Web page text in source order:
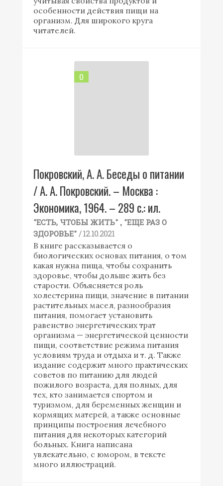
особенности действия пищи на
организм. Для широкого круга
читателей.
0
Покровский, А. А. Беседы о питании
/ А. А. Покровский. – Москва :
Экономика, 1964. – 289 с.: ил.
"ЕСТЬ, ЧТОБЫ ЖИТЬ" , "ЕЩЕ РАЗ О
ЗДОРОВЬЕ" / 12.10.2021
В книге рассказывается о
биологических основах питания, о том
какая нужна пища, чтобы сохранить
здоровье, чтобы дольше жить без
старости. Объясняется роль
холестерина пищи, значение в питании
растительных масел, разнообразия
питания, помогает установить
равенство энергетических трат
организма — энергетической ценности
пищи, соответствие режима питания
условиям труда и отдыха и т. д. Также
издание содержит много практических
советов по питанию для людей
пожилого возраста, для полных, для
тех, кто занимается спортом и
туризмом, для беременных женщин и
кормящих матерей, а также основные
принципы построения лечебного
питания для некоторых категорий
больных. Книга написана
увлекательно, с юмором, в тексте
много иллюстраций.